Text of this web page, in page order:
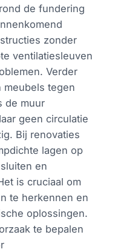
de fundering
zonder
ventilatiesleuven
Verder
meubels tegen
de muur
geen circulatie
Bij renovaties
lagen op
en
is cruciaal om
te herkennen en
oplossingen.
te bepalen